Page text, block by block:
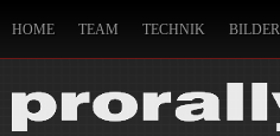
HOME TEAM TECHNIK
IMPRESSUM HANDWERKSZEUG DES